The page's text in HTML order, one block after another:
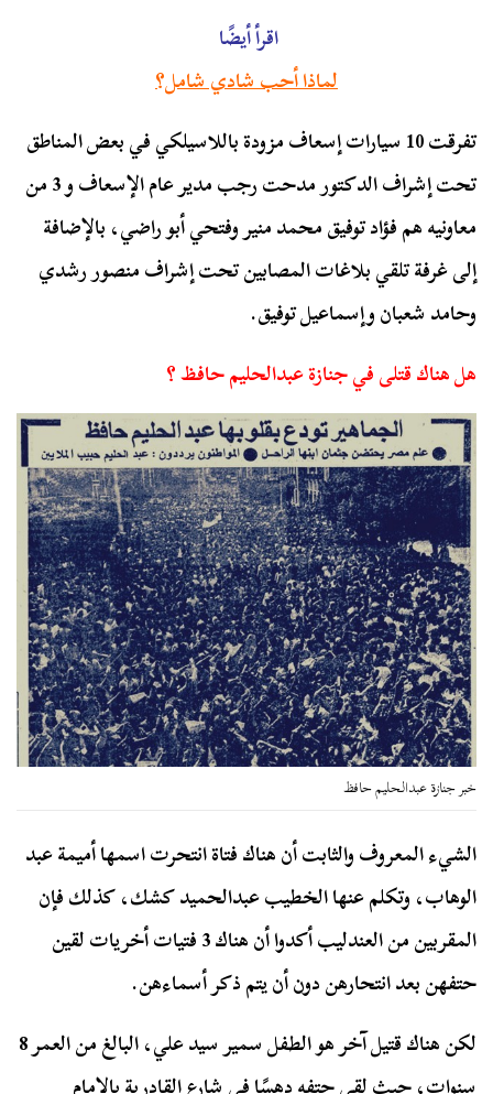
اقرأ أيضًا
لماذا أحب شادي شامل؟
تفرقت 10 سيارات إسعاف مزودة باللاسيلكي في بعض المناطق
تحت إشراف الدكتور مدحت رجب مدير عام الإسعاف و 3 من
معاونيه هم فؤاد توفيق محمد منير وفتحي أبو راضي، بالإضافة
إلى غرفة تلقي بلاغات المصابين تحت إشراف منصور رشدي
وحامد شعبان وإسماعيل توفيق.
هل هناك قتلى في جنازة عبدالحليم حافظ ؟
خبر جنازة عبدالحليم حافظ
الشيء المعروف والثابت أن هناك فتاة انتحرت اسمها أميمة عبد
الوهاب، وتكلم عنها الخطيب عبدالحميد كشك، كذلك فإن
المقربين من العندليب أكدوا أن هناك 3 فتيات أخريات لقين
حتفهن بعد انتحارهن دون أن يتم ذكر أسماءهن.
لكن هناك قتيل آخر هو الطفل سمير سيد علي، البالغ من العمر 8